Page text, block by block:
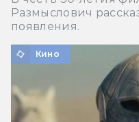
Размыслович
появления.
Кино